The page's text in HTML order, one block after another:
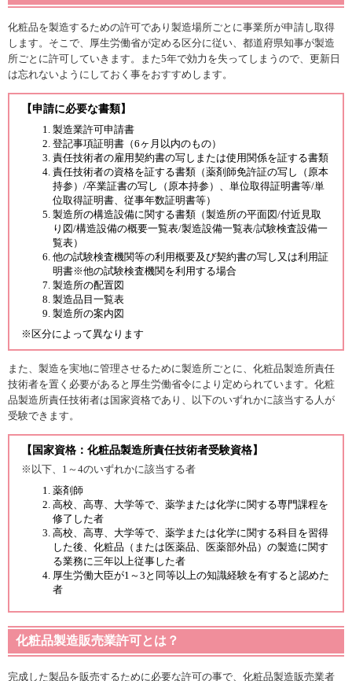
化粧品を製造するための許可であり製造場所ごとに事業所が申請し取得
します。そこで、厚生労働省が定める区分に従い、都道府県知事が製造
所ごとに許可していきます。また5年で効力を失ってしまうので、更新日
は忘れないようにしておく事をおすすめします。
【申請に必要な書類】
製造業許可申請書
登記事項証明書（6ヶ月以内のもの）
責任技術者の雇用契約書の写しまたは使用関係を証する書類
責任技術者の資格を証する書類（薬剤師免許証の写し（原本
持参）/卒業証書の写し（原本持参）、単位取得証明書等/単
位取得証明書、従事年数証明書等）
製造所の構造設備に関する書類（製造所の平面図/付近見取
り図/構造設備の概要一覧表/製造設備一覧表/試験検査設備一
覧表）
他の試験検査機関等の利用概要及び契約書の写し又は利用証
明書※他の試験検査機関を利用する場合
製造所の配置図
製造品目一覧表
製造所の案内図
※区分によって異なります
また、製造を実地に管理させるために製造所ごとに、化粧品製造所責任
技術者を置く必要があると厚生労働省令により定められています。化粧
品製造所責任技術者は国家資格であり、以下のいずれかに該当する人が
受験できます。
【国家資格：化粧品製造所責任技術者受験資格】
※以下、1～4のいずれかに該当する者
薬剤師
高校、高専、大学等で、薬学または化学に関する専門課程を
修了した者
高校、高専、大学等で、薬学または化学に関する科目を習得
した後、化粧品（または医薬品、医薬部外品）の製造に関す
る業務に三年以上従事した者
厚生労働大臣が1～3と同等以上の知識経験を有すると認めた
者
化粧品製造販売業許可とは？
完成した製品を販売するために必要な許可の事で、化粧品製造販売業者